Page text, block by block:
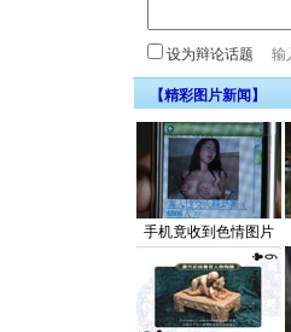
设为辩论话题
【精彩图片新闻】
手机竟收到色情图片